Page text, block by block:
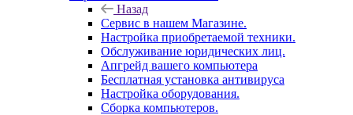
Назад
Сервис в нашем Магазине.
Настройка приобретаемой техники.
Обслуживание юридических лиц.
Апгрейд вашего компьютера
Бесплатная установка антивируса
Настройка оборудования.
Сборка компьютеров.